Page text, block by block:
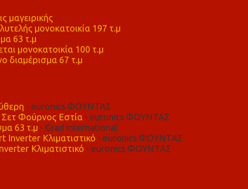
μαγειρικής
μονοκατοικία 197 τ.μ
63 τ.μ
μονοκατοικία 100 τ.μ
διαμέρισμα 67 τ.μ
- euronics ΦΟΥΝΤΑΣ
Σετ Φούρνος Εστία - euronics ΦΟΥΝΤΑΣ
63 τ.μ - Grad international
Inverter Κλιματιστικό - euronics ΦΟΥΝΤΑΣ
Κλιματιστικό - euronics ΦΟΥΝΤΑΣ